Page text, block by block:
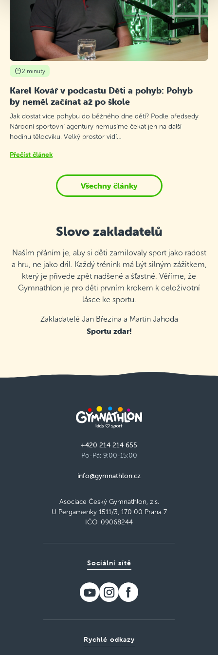
2 minuty
Karel Kovář v podcastu Děti a pohyb: Pohyb
by neměl začínat až po škole
Jak dostat více pohybu do běžného dne dětí? Podle předsedy
Národní sportovní agentury nemusíme čekat jen na další
hodinu tělocviku. Velký prostor vidí…
Přečíst článek
Všechny články
Slovo zakladatelů
Naším přáním je, aby si děti zamilovaly sport jako radost
a hru, ne jako dril. Každý trénink má být silným zážitkem,
který je přivede zpět nadšené a šťastné. Věříme, že
Gymnathlon je pro děti prvním krokem k celoživotní
lásce ke sportu.
Zakladatelé Jan Březina a Martin Jahoda
Sportu zdar!
+420 214 214 655
Po-Pá: 9:00-15:00
info@gymnathlon.cz
Asociace Český Gymnathlon, z.s.
U Pergamenky 1511/3, 170 00 Praha 7
IČO: 09068244
Rychlé odkazy
Sociální sítě